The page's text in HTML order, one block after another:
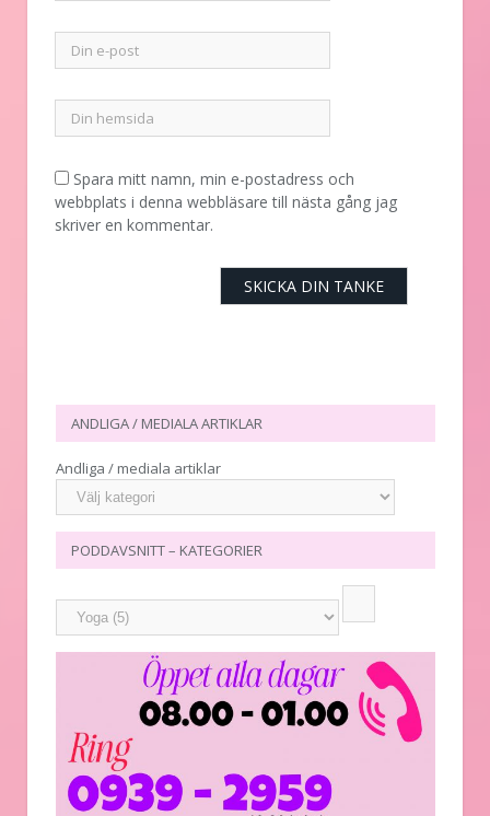
Spara mitt namn, min e-postadress och
webbplats i denna webbläsare till nästa gång jag
skriver en kommentar.
ANDLIGA / MEDIALA ARTIKLAR
Andliga / mediala artiklar
PODDAVSNITT – KATEGORIER